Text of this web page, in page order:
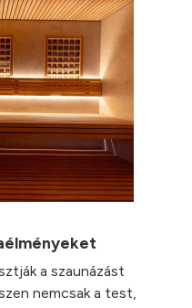
a szaunázást
nemcsak a test,